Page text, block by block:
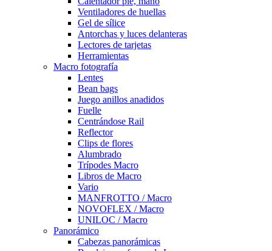
Ventiladores de huellas
Gel de sílice
Antorchas y luces delanteras
Lectores de tarjetas
Herramientas
Macro fotografía
Lentes
Bean bags
Juego anillos anadidos
Fuelle
Centrándose Rail
Reflector
Clips de flores
Alumbrado
Trípodes Macro
Libros de Macro
Vario
MANFROTTO / Macro
NOVOFLEX / Macro
UNILOC / Macro
Panorámico
Cabezas panorámicas